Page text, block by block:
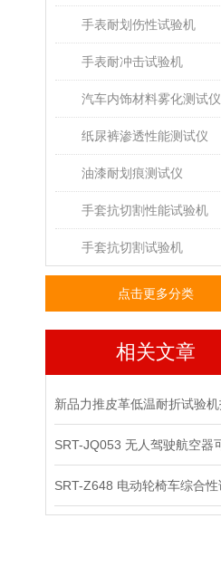
手表耐划伤性试验机
手表耐冲击试验机
汽车内饰材料雾化测试仪
纸尿裤渗透性能测试仪
油漆耐划痕测试仪
手套抗切割性能试验机
手套抗切割试验机
点击更多分类
相关文章